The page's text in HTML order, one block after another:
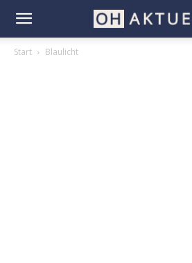
Start Blaulicht